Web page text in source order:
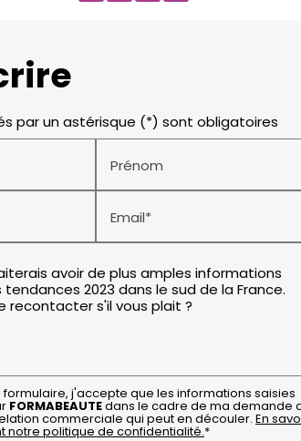
par un astérisque (*) sont obligatoires
Prénom
Email*
formulaire, j'accepte que les informations saisies
FORMABEAUTEdans le cadre de ma demande
commerciale qui peut en découler. En
notre politique de confidentialité.*